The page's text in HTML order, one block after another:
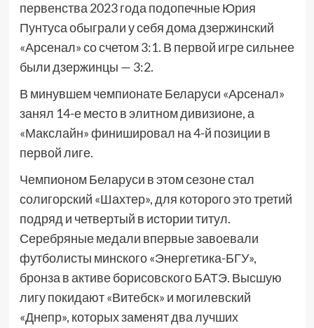
первенства 2023 года подопечные Юрия
Пунтуса обыграли у себя дома дзержинский
«Арсенал» со счетом 3:1. В первой игре сильнее
были дзержинцы — 3:2.
В минувшем чемпионате Беларуси «Арсенал»
занял 14-е место в элитном дивизионе, а
«Макслайн» финишировал на 4-й позиции в
первой лиге.
Чемпионом Беларуси в этом сезоне стал
солигорский «Шахтер», для которого это третий
подряд и четвертый в истории титул.
Серебряные медали впервые завоевали
футболисты минского «Энергетика-БГУ»,
бронза в активе борисовского БАТЭ. Высшую
лигу покидают «Витебск» и могилевский
«Днепр», которых заменят два лучших